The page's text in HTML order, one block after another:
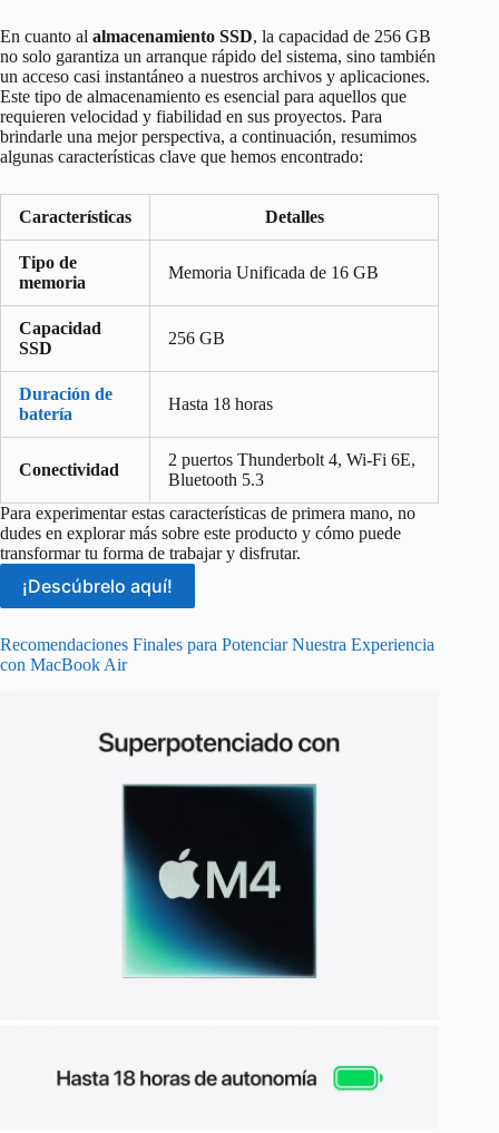
En cuanto al almacenamiento SSD, la capacidad de 256 GB
no solo garantiza un arranque rápido del sistema, sino también
un acceso casi instantáneo a nuestros archivos y aplicaciones.
Este tipo de almacenamiento es esencial para aquellos que
requieren velocidad y fiabilidad en sus proyectos. Para
brindarle una mejor perspectiva, a continuación, resumimos
algunas características clave que hemos encontrado:
Características Detalles
Tipo de
memoria
Memoria Unificada de 16 GB
Capacidad
SSD
256 GB
Duración de
batería
Hasta 18 horas
Conectividad
2 puertos Thunderbolt 4, Wi-Fi 6E,
Bluetooth 5.3
Para experimentar estas características de primera mano, no
dudes en explorar más sobre este producto y cómo puede
transformar tu forma de trabajar y disfrutar.
¡Descúbrelo aquí!
Recomendaciones Finales para Potenciar Nuestra Experiencia
con MacBook Air